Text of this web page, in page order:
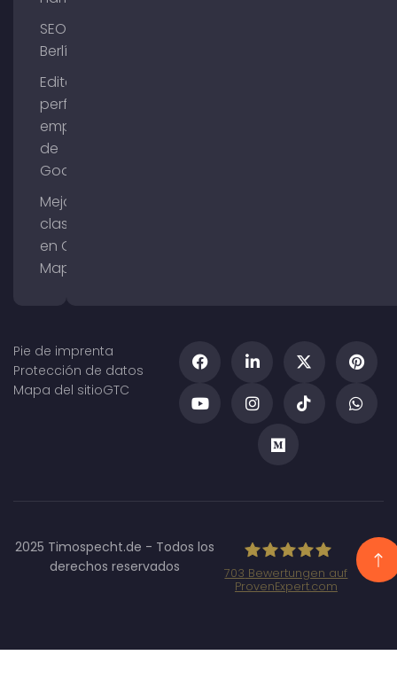
SEO
Berlín
Editar el
perfil de
empresa
de
Google
Mejorar la
clasificación
en Google
Maps
Pie de imprenta
Protección de datos
Mapa del sitioGTC
2025 Timospecht.de - Todos los
derechos reservados
Marketing
703 Bewertungen auf
ProvenExpert.com